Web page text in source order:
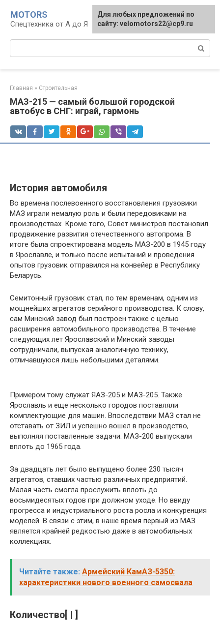
контенту
MOTORS
Спецтехника от А до Я
Главная » Строительная
МАЗ-215 — самый большой городской
автобус в СНГ: играй, гармонь
История автомобиля
Во времена послевоенного восстановления грузовики
МАЗ играли немалую роль и были передовиками на
производствах. Кроме того, Совет министров постановил
продвижение развития отечественного автопрома. В
итоге была спроектирована модель МАЗ-200 в 1945 году
в Ярославле, и только после испытаний и проведения
опытов грузовик отправился на конвейер в Республику
Беларусь.
Семитонный грузовик стал, по тем временам, одним из
мощнейших агрегатов серийного производства. К слову,
сам Минский завод был построен также с целью
расширения автомобильного производства. В течение
следующих лет Ярославский и Минский заводы
сотрудничали, выпуская аналогичную технику,
отличавшуюся лишь небольшими деталями.
Примером тому служат ЯАЗ-205 и МАЗ-205. Также
Ярославль и еще несколько городов поставляли
комплектующие для машин. Впоследствии МАЗ стал не
отставать от ЗИЛ и успешно вошел в производство,
выполняя поставленные задачи. МАЗ-200 выпускали
вплоть до 1965 года.
За двадцать лет было выпущено более 230 тысяч
агрегатов, ставших частью различных предприятий.
Малая часть смогла прослужить вплоть до
восьмидесятых годов при должном уходе. Но ввиду
прогресса и индустриального роста росла и конкуренция
моделей. В связи с этим, в наше время первый из МАЗ
является крайней редкостью даже в автомобильных
коллекциях.
Читайте также: Армейский КамАЗ-5350:
характеристики нового военного самосвала
Количество[ | ]
Для любых предложений по
сайту: velomotors22@cp9.ru